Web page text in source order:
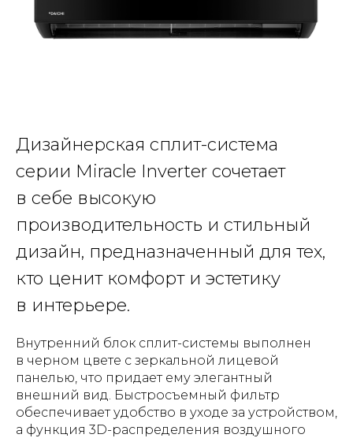
Дизайнерская сплит-система
серии Miracle Inverter сочетает
в себе высокую
производительность и стильный
дизайн, предназначенный для тех,
кто ценит комфорт и эстетику
в интерьере.
Внутренний блок сплит-системы выполнен
в черном цвете с зеркальной лицевой
панелью, что придает ему элегантный
внешний вид. Быстросъемный фильтр
обеспечивает удобство в уходе за устройством,
а функция 3D-распределения воздушного